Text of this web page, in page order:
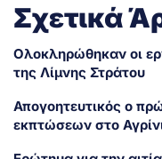
Σχετικά
Ολοκληρώθηκαν οι
της Λίμνης Στράτου
Απογοητευτικός ο
εκπτώσεων στο